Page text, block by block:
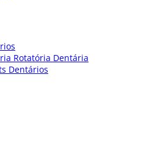
Rotatória Dentária
Dentários